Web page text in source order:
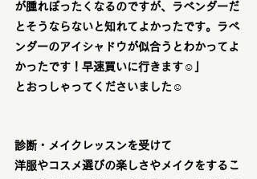
が腫れぼったくなるのですが、ラベンダーだ
とそうならないと知れてよかったです。ラベ
ンダーのアイシャドウが似合うとわかってよ
かったです！早速買いに行きます☺️」
とおっしゃってくださいました☺️
診断・メイクレッスンを受けて
洋服やコスメ選びの楽しさやメイクをするこ